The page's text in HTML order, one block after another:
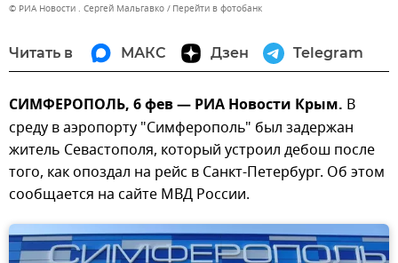
© РИА Новости . Сергей Мальгавко Перейти в фотобанк
Читать в МАКС Дзен Telegram
СИМФЕРОПОЛЬ, 6 фев — РИА Новости Крым. В
среду в аэропорту "Симферополь" был задержан
житель Севастополя, который устроил дебош после
того, как опоздал на рейс в Санкт-Петербург. Об этом
сообщается на сайте МВД России.